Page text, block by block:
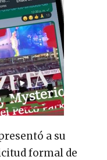
a su
formal de